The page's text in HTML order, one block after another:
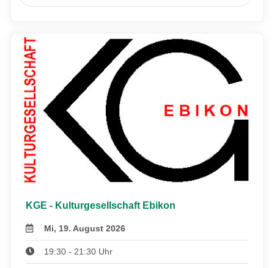
KGE - Kulturgesellschaft Ebikon
Mi, 19. August 2026
19:30 - 21:30 Uhr